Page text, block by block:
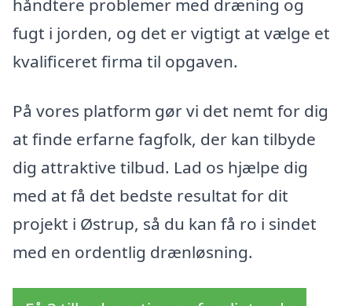
håndtere problemer med dræning og
fugt i jorden, og det er vigtigt at vælge et
kvalificeret firma til opgaven.
På vores platform gør vi det nemt for dig
at finde erfarne fagfolk, der kan tilbyde
dig attraktive tilbud. Lad os hjælpe dig
med at få det bedste resultat for dit
projekt i Østrup, så du kan få ro i sindet
med en ordentlig drænløsning.